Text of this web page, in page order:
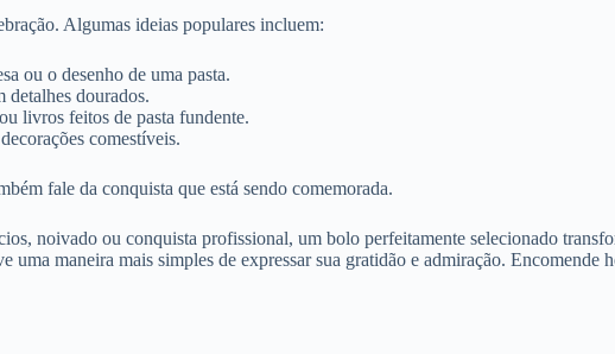
Algumas ideias populares incluem:
ou o desenho de uma pasta.
detalhes dourados.
livros feitos de pasta fundente.
comestíveis.
fale da conquista que está sendo comemorada.
noivado ou conquista profissional, um bolo perfeitamente selecionado
uma maneira mais simples de expressar sua gratidão e admiração.